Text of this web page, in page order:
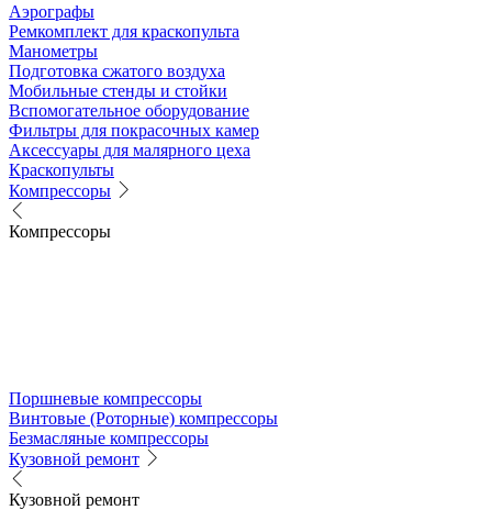
Аэрографы
Ремкомплект для краскопульта
Манометры
Подготовка сжатого воздуха
Мобильные стенды и стойки
Вспомогательное оборудование
Фильтры для покрасочных камер
Аксессуары для малярного цеха
Краскопульты
Компрессоры
Компрессоры
Поршневые компрессоры
Винтовые (Роторные) компрессоры
Безмасляные компрессоры
Кузовной ремонт
Кузовной ремонт